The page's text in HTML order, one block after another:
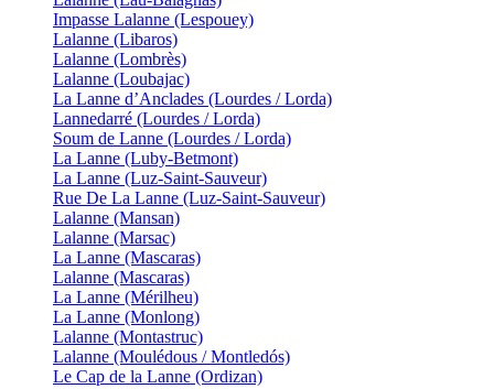
Impasse Lalanne (Lespouey)
Lalanne (Libaros)
Lalanne (Lombrès)
Lalanne (Loubajac)
La Lanne d’Anclades (Lourdes / Lorda)
Lannedarré (Lourdes / Lorda)
Soum de Lanne (Lourdes / Lorda)
La Lanne (Luby-Betmont)
La Lanne (Luz-Saint-Sauveur)
Rue De La Lanne (Luz-Saint-Sauveur)
Lalanne (Mansan)
Lalanne (Marsac)
La Lanne (Mascaras)
Lalanne (Mascaras)
La Lanne (Mérilheu)
La Lanne (Monlong)
Lalanne (Montastruc)
Lalanne (Moulédous / Montledós)
Le Cap de la Lanne (Ordizan)